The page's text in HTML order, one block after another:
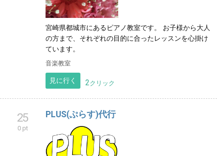
宮崎県都城市にあるピアノ教室です。 お子様から大人
の方まで、それぞれの目的に合ったレッスンを心掛け
ています。
音楽教室
見に行く 2クリック
25
0 pt
PLUS(ぷらす)代行